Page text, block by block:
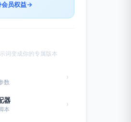
会员权益→
词变成你的专属版本
数
›
器
本
›